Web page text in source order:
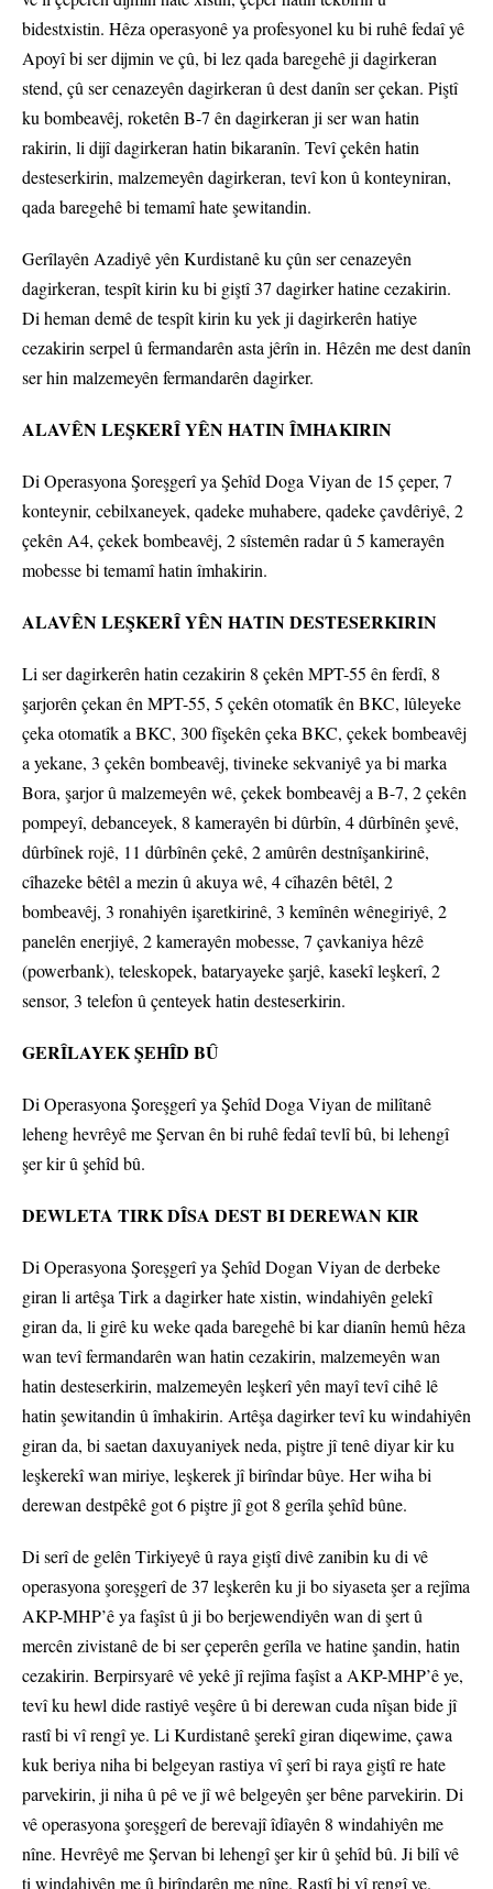
bidestxistin. Hêza operasyonê ya profesyonel ku bi ruhê fedaî yê
Apoyî bi ser dijmin ve çû, bi lez qada baregehê ji dagirkeran
stend, çû ser cenazeyên dagirkeran û dest danîn ser çekan. Piştî
ku bombeavêj, roketên B-7 ên dagirkeran ji ser wan hatin
rakirin, li dijî dagirkeran hatin bikaranîn. Tevî çekên hatin
desteserkirin, malzemeyên dagirkeran, tevî kon û konteyniran,
qada baregehê bi temamî hate şewitandin.
Gerîlayên Azadiyê yên Kurdistanê ku çûn ser cenazeyên
dagirkeran, tespît kirin ku bi giştî 37 dagirker hatine cezakirin.
Di heman demê de tespît kirin ku yek ji dagirkerên hatiye
cezakirin serpel û fermandarên asta jêrîn in. Hêzên me dest danîn
ser hin malzemeyên fermandarên dagirker.
ALAVÊN LEŞKERÎ YÊN HATIN ÎMHAKIRIN
Di Operasyona Şoreşgerî ya Şehîd Doga Viyan de 15 çeper, 7
konteynir, cebilxaneyek, qadeke muhabere, qadeke çavdêriyê, 2
çekên A4, çekek bombeavêj, 2 sîstemên radar û 5 kamerayên
mobesse bi temamî hatin îmhakirin.
ALAVÊN LEŞKERÎ YÊN HATIN DESTESERKIRIN
Li ser dagirkerên hatin cezakirin 8 çekên MPT-55 ên ferdî, 8
şarjorên çekan ên MPT-55, 5 çekên otomatîk ên BKC, lûleyeke
çeka otomatîk a BKC, 300 fîşekên çeka BKC, çekek bombeavêj
a yekane, 3 çekên bombeavêj, tivineke sekvaniyê ya bi marka
Bora, şarjor û malzemeyên wê, çekek bombeavêj a B-7, 2 çekên
pompeyî, debanceyek, 8 kamerayên bi dûrbîn, 4 dûrbînên şevê,
dûrbînek rojê, 11 dûrbînên çekê, 2 amûrên destnîşankirinê,
cîhazeke bêtêl a mezin û akuya wê, 4 cîhazên bêtêl, 2
bombeavêj, 3 ronahiyên işaretkirinê, 3 kemînên wênegiriyê, 2
panelên enerjiyê, 2 kamerayên mobesse, 7 çavkaniya hêzê
(powerbank), teleskopek, bataryayeke şarjê, kasekî leşkerî, 2
sensor, 3 telefon û çenteyek hatin desteserkirin.
GERÎLAYEK ŞEHÎD BÛ
Di Operasyona Şoreşgerî ya Şehîd Doga Viyan de milîtanê
leheng hevrêyê me Şervan ên bi ruhê fedaî tevlî bû, bi lehengî
şer kir û şehîd bû.
DEWLETA TIRK DÎSA DEST BI DEREWAN KIR
Di Operasyona Şoreşgerî ya Şehîd Dogan Viyan de derbeke
giran li artêşa Tirk a dagirker hate xistin, windahiyên gelekî
giran da, li girê ku weke qada baregehê bi kar dianîn hemû hêza
wan tevî fermandarên wan hatin cezakirin, malzemeyên wan
hatin desteserkirin, malzemeyên leşkerî yên mayî tevî cihê lê
hatin şewitandin û îmhakirin. Artêşa dagirker tevî ku windahiyên
giran da, bi saetan daxuyaniyek neda, piştre jî tenê diyar kir ku
leşkerekî wan miriye, leşkerek jî birîndar bûye. Her wiha bi
derewan destpêkê got 6 piştre jî got 8 gerîla şehîd bûne.
Di serî de gelên Tirkiyeyê û raya giştî divê zanibin ku di vê
operasyona şoreşgerî de 37 leşkerên ku ji bo siyaseta şer a rejîma
AKP-MHP’ê ya faşîst û ji bo berjewendiyên wan di şert û
mercên zivistanê de bi ser çeperên gerîla ve hatine şandin, hatin
cezakirin. Berpirsyarê vê yekê jî rejîma faşîst a AKP-MHP’ê ye,
tevî ku hewl dide rastiyê veşêre û bi derewan cuda nîşan bide jî
rastî bi vî rengî ye. Li Kurdistanê şerekî giran diqewime, çawa
kuk beriya niha bi belgeyan rastiya vî şerî bi raya giştî re hate
parvekirin, ji niha û pê ve jî wê belgeyên şer bêne parvekirin. Di
vê operasyona şoreşgerî de berevajî îdîayên 8 windahiyên me
nîne. Hevrêyê me Şervan bi lehengî şer kir û şehîd bû. Ji bilî vê
ti windahiyên me û birîndarên me nîne. Rastî bi vî rengî ye.